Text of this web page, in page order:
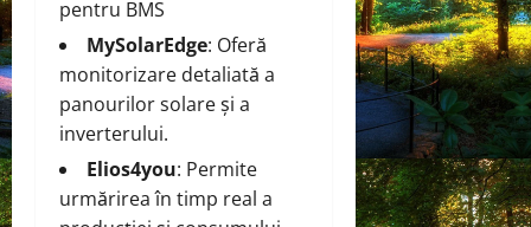
pentru BMS
MySolarEdge: Oferă
monitorizare detaliată a
panourilor solare și a
inverterului.
Elios4you: Permite
urmărirea în timp real a